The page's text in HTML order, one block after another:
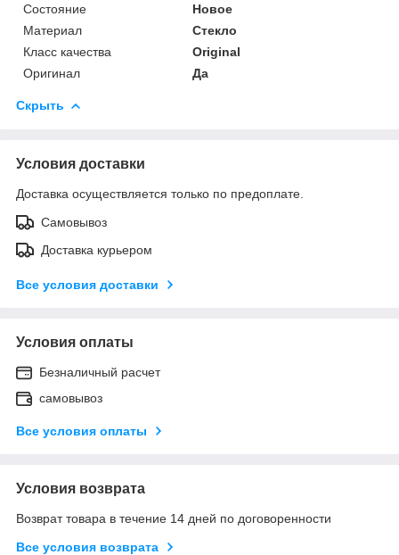
Состояние
Новое
Материал
Стекло
Класс качества
Original
Оригинал
Да
Скрыть
Условия доставки
Доставка осуществляется только по предоплате.
Самовывоз
Доставка курьером
Все условия доставки
Условия оплаты
Безналичный расчет
самовывоз
Все условия оплаты
Условия возврата
Возврат товара в течение 14 дней по договоренности
Все условия возврата